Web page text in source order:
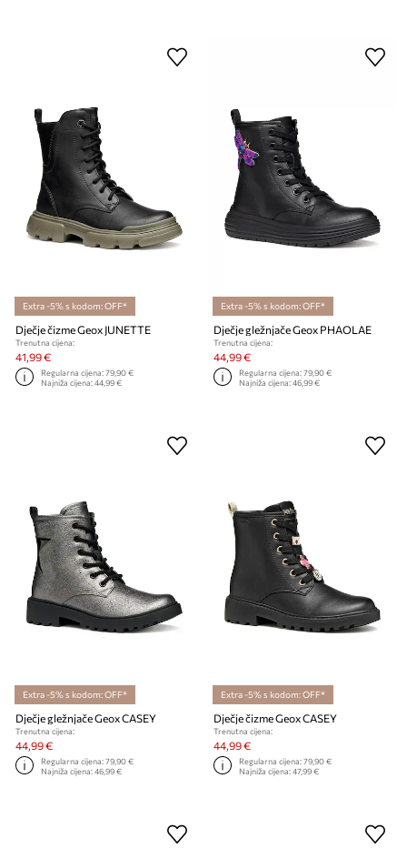
Extra -5% s kodom: OFF*
Dječje čizme Geox JUNETTE
Trenutna cijena:
41,99 €
Regularna cijena:79,90 €
Najniža cijena:44,99 €
Extra -5% s kodom: OFF*
Dječje gležnjače Geox PHAOLAE
Trenutna cijena:
44,99 €
Regularna cijena:79,90 €
Najniža cijena:46,99 €
Extra -5% s kodom: OFF*
Dječje gležnjače Geox CASEY
Trenutna cijena:
44,99 €
Regularna cijena:79,90 €
Najniža cijena:46,99 €
Extra -5% s kodom: OFF*
Dječje čizme Geox CASEY
Trenutna cijena:
44,99 €
Regularna cijena:79,90 €
Najniža cijena:47,99 €